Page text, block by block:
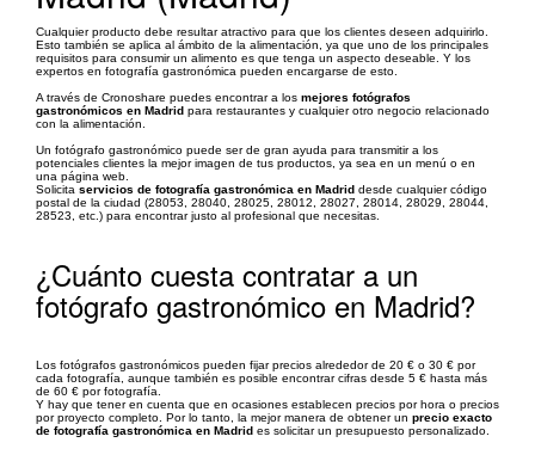
Cualquier producto debe resultar atractivo para que los clientes deseen adquirirlo.
Esto también se aplica al ámbito de la alimentación, ya que uno de los principales
requisitos para consumir un alimento es que tenga un aspecto deseable. Y los
expertos en fotografía gastronómica pueden encargarse de esto.
A través de Cronoshare puedes encontrar a los mejores fotógrafos
gastronómicos en Madrid para restaurantes y cualquier otro negocio relacionado
con la alimentación.
Un fotógrafo gastronómico puede ser de gran ayuda para transmitir a los
potenciales clientes la mejor imagen de tus productos, ya sea en un menú o en
una página web.
Solicita servicios de fotografía gastronómica en Madrid desde cualquier código
postal de la ciudad (28053, 28040, 28025, 28012, 28027, 28014, 28029, 28044,
28523, etc.) para encontrar justo al profesional que necesitas.
¿Cuánto cuesta contratar a un
fotógrafo gastronómico en Madrid?
Los fotógrafos gastronómicos pueden fijar precios alrededor de 20 € o 30 € por
cada fotografía, aunque también es posible encontrar cifras desde 5 € hasta más
de 60 € por fotografía.
Y hay que tener en cuenta que en ocasiones establecen precios por hora o precios
por proyecto completo. Por lo tanto, la mejor manera de obtener un precio exacto
de fotografía gastronómica en Madrid es solicitar un presupuesto personalizado.